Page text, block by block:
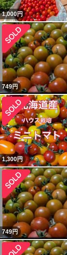
1,000円
749円
1,300円
749円